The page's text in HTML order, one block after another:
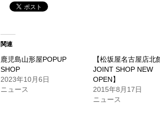
関連
鹿児島山形屋POPUP
SHOP
2023年10月6日
ニュース
【松坂屋名古屋店北
JOINT SHOP NEW
OPEN】
2015年8月17日
ニュース